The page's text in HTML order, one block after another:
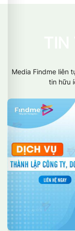
Media Findme liên
tin hữu